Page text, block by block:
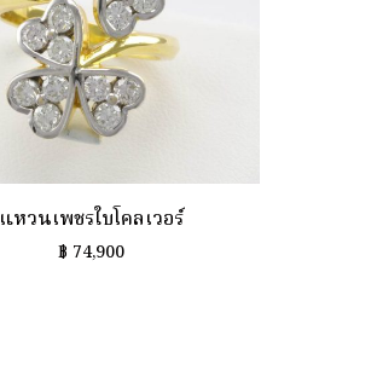
แหวนเพชรใบโคลเวอร์
฿ 74,900